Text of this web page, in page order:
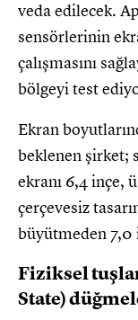
veda edilecek.
sensörlerinin
çalışmasını
bölgeyi test
Ekran
beklenen şirket;
ekranı 6,4 inçe,
çerçevesiz
büyütmeden 7,0
Fiziksel
State)